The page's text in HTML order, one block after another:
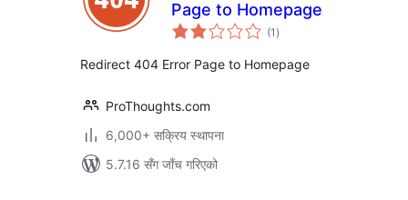
Page to Homepage
(1 कुल
रेटिङ्गहरू
)
Redirect 404 Error Page to Homepage
ProThoughts.com
6,000+ सक्रिय स्थापना
5.7.16 सँग जाँच गरिएको